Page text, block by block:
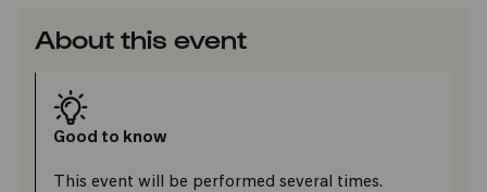
About this event
Good to know
This event will be performed several times.